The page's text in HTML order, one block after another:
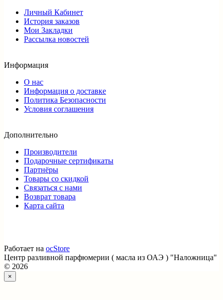
Личный Кабинет
История заказов
Мои Закладки
Рассылка новостей
Информация
О нас
Информация о доставке
Политика Безопасности
Условия соглашения
Дополнительно
Производители
Подарочные сертификаты
Партнёры
Товары со скидкой
Связаться с нами
Возврат товара
Карта сайта
Работает на ocStore
Центр разливной парфюмерии ( масла из ОАЭ ) "Наложница"
© 2026
×